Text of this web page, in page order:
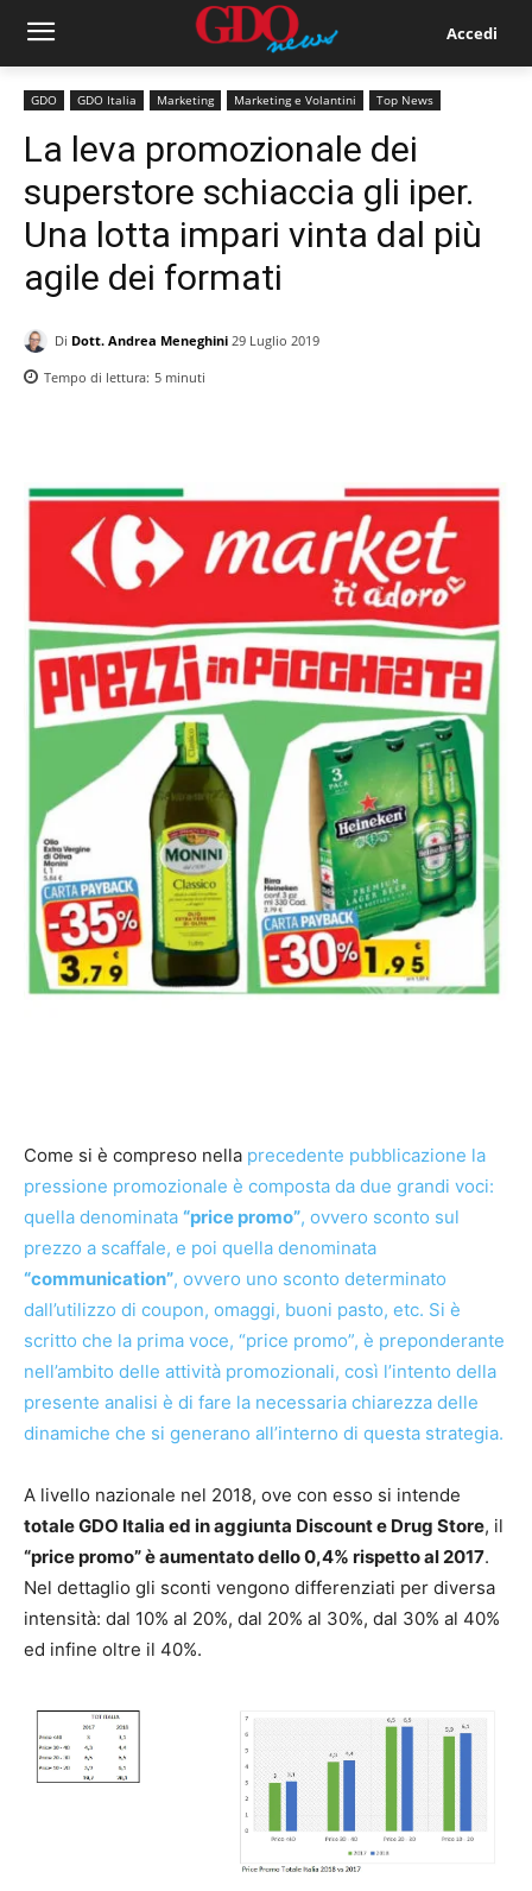
Accedi
GDO GDO Italia Marketing Marketing e Volantini Top News
La leva promozionale dei
superstore schiaccia gli iper.
Una lotta impari vinta dal più
agile dei formati
Di Dott. Andrea Meneghini 29 Luglio 2019
Tempo di lettura: 5 minuti
Come si è compreso nella precedente pubblicazione la
pressione promozionale è composta da due grandi voci:
quella denominata “price promo”, ovvero sconto sul
prezzo a scaffale, e poi quella denominata
“communication”, ovvero uno sconto determinato
dall’utilizzo di coupon, omaggi, buoni pasto, etc. Si è
scritto che la prima voce, “price promo”, è preponderante
nell’ambito delle attività promozionali, così l’intento della
presente analisi è di fare la necessaria chiarezza delle
dinamiche che si generano all’interno di questa strategia.
A livello nazionale nel 2018, ove con esso si intende
totale GDO Italia ed in aggiunta Discount e Drug Store, il
“price promo” è aumentato dello 0,4% rispetto al 2017.
Nel dettaglio gli sconti vengono differenziati per diversa
intensità: dal 10% al 20%, dal 20% al 30%, dal 30% al 40%
ed infine oltre il 40%.